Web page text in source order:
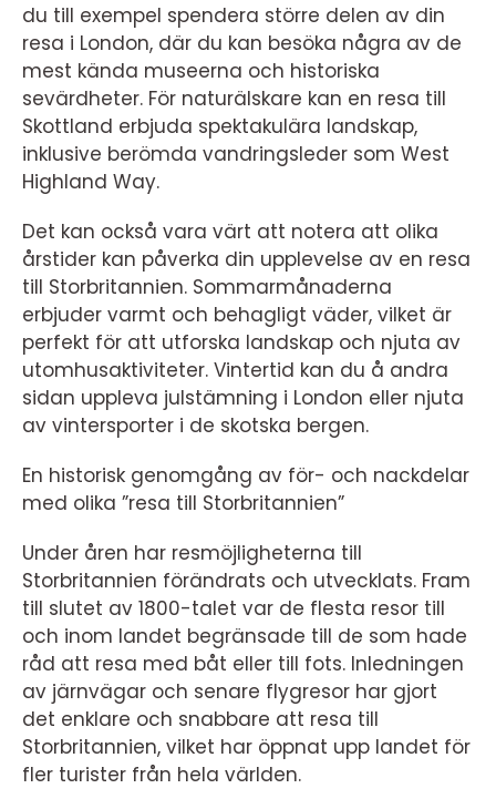
du till exempel spendera större delen av din
resa i London, där du kan besöka några av de
mest kända museerna och historiska
sevärdheter. För naturälskare kan en resa till
Skottland erbjuda spektakulära landskap,
inklusive berömda vandringsleder som West
Highland Way.
Det kan också vara värt att notera att olika
årstider kan påverka din upplevelse av en resa
till Storbritannien. Sommarmånaderna
erbjuder varmt och behagligt väder, vilket är
perfekt för att utforska landskap och njuta av
utomhusaktiviteter. Vintertid kan du å andra
sidan uppleva julstämning i London eller njuta
av vintersporter i de skotska bergen.
En historisk genomgång av för- och nackdelar
med olika ”resa till Storbritannien”
Under åren har resmöjligheterna till
Storbritannien förändrats och utvecklats. Fram
till slutet av 1800-talet var de flesta resor till
och inom landet begränsade till de som hade
råd att resa med båt eller till fots. Inledningen
av järnvägar och senare flygresor har gjort
det enklare och snabbare att resa till
Storbritannien, vilket har öppnat upp landet för
fler turister från hela världen.